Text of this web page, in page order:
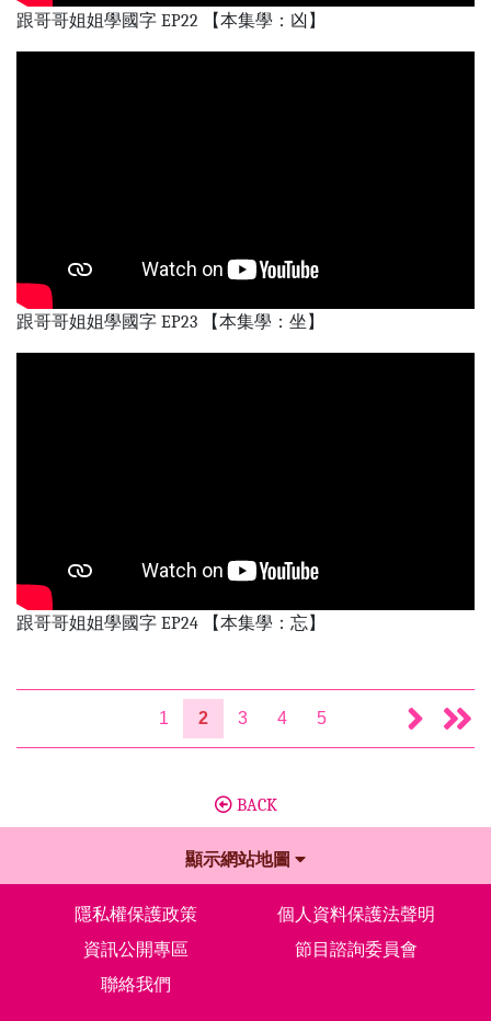
跟哥哥姐姐學國字 EP22 【本集學：凶】
跟哥哥姐姐學國字 EP23 【本集學：坐】
跟哥哥姐姐學國字 EP24 【本集學：忘】
1 2 3 4 5
BACK
顯示網站地圖
隱私權保護政策
個人資料保護法聲明
資訊公開專區
節目諮詢委員會
聯絡我們